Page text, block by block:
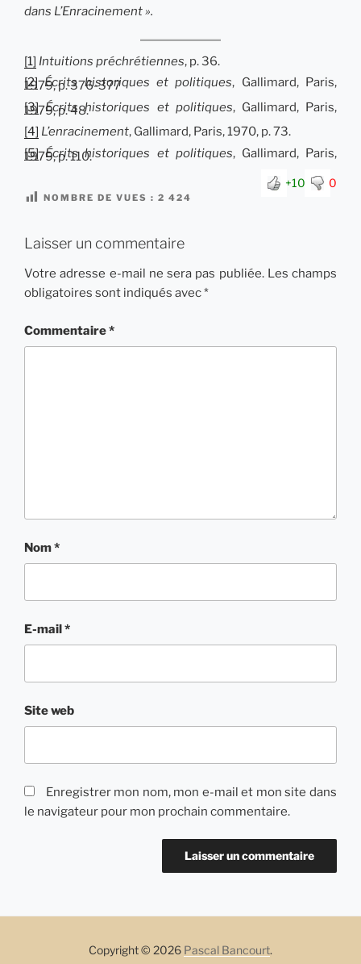
dans L’Enracinement ».
[1] Intuitions préchrétiennes, p. 36.
[2] Écrits historiques et politiques, Gallimard, Paris,
1979, p. 376-377
[3] Écrits historiques et politiques, Gallimard, Paris,
1979, p. 48.
[4] L’enracinement, Gallimard, Paris, 1970, p. 73.
[5] Écrits historiques et politiques, Gallimard, Paris,
1979, p. 110.
+10 0
NOMBRE DE VUES : 2 424
Laisser un commentaire
Votre adresse e-mail ne sera pas publiée. Les champs
obligatoires sont indiqués avec*
Commentaire*
Nom*
E-mail*
Site web
Enregistrer mon nom, mon e-mail et mon site dans
le navigateur pour mon prochain commentaire.
Copyright © 2026 Pascal Bancourt.